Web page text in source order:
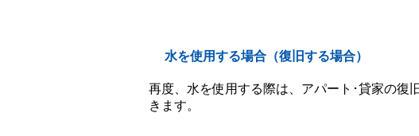
水を使用する場合（復旧する場合）
再度、水を使用する際は、アパート･貸家の復
きます。